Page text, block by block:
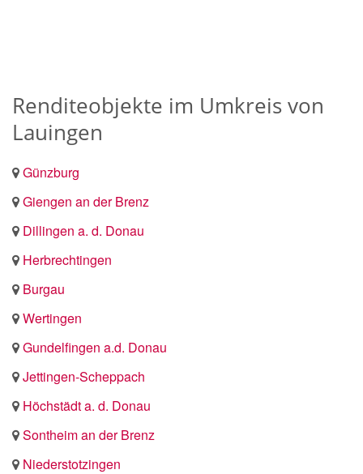
Renditeobjekte im Umkreis von
Lauingen
Günzburg
Giengen an der Brenz
Dillingen a. d. Donau
Herbrechtingen
Burgau
Wertingen
Gundelfingen a.d. Donau
Jettingen-Scheppach
Höchstädt a. d. Donau
Sontheim an der Brenz
Niederstotzingen